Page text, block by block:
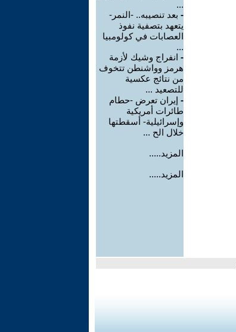
...
- بعد تنصيبه.. -النمر-
يتعهد بتصفية نفوذ
العصابات في كولومبيا
...
- انفراج وشيك لأزمة
هرمز وواشنطن تتخوف
من نتائج عكسية
للتصعيد ...
- إيران تعرض -حطام
طائرات أمريكية
وإسرائيلية- أسقطتها
خلال الح ...
المزيد.....
المزيد.....